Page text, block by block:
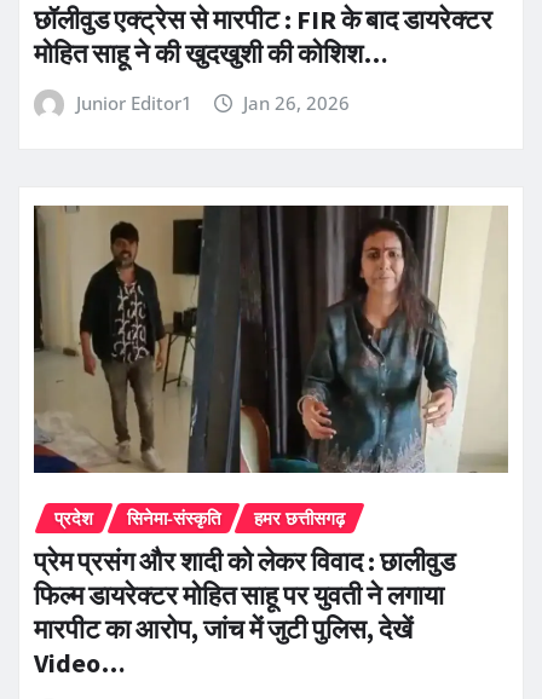
छॉलीवुड एक्ट्रेस से मारपीट : FIR के बाद डायरेक्टर
मोहित साहू ने की खुदखुशी की कोशिश…
Junior Editor1 Jan 26, 2026
प्रदेश सिनेमा-संस्कृति हमर छत्तीसगढ़
प्रेम प्रसंग और शादी को लेकर विवाद : छालीवुड
फिल्म डायरेक्टर मोहित साहू पर युवती ने लगाया
मारपीट का आरोप, जांच में जुटी पुलिस, देखें
Video…